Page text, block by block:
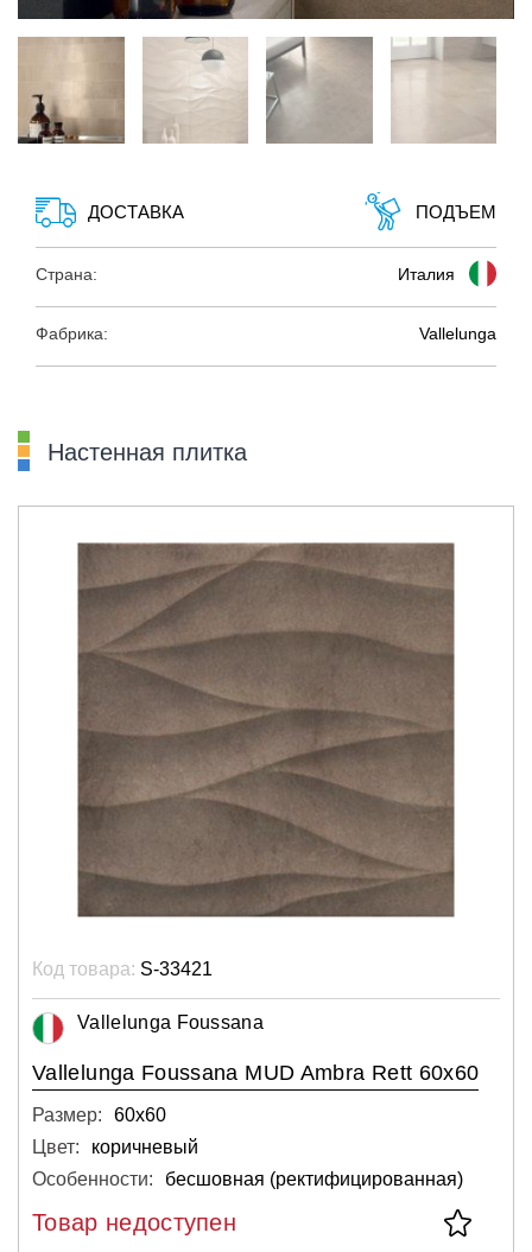
ДОСТАВКА ПОДЪЕМ
Страна: Италия
Фабрика: Vallelunga
Настенная плитка
Код товара: S-33421
Vallelunga Foussana
Vallelunga Foussana MUD Ambra Rett 60x60
Размер:
60х60
Цвет:
коричневый
Особенности:
бесшовная (ректифицированная)
Товар недоступен